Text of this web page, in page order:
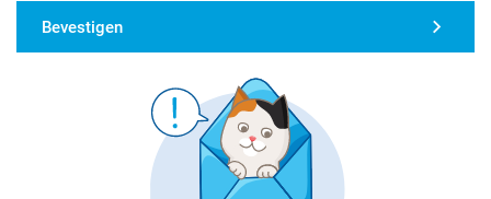
Bevestigen